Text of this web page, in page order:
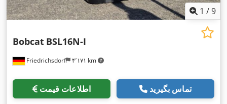
1 /9
Friedrichsdorf ۴٬۱۷۱ km
Bobcat BSL16N-I
اطلاعات قیمت تماس بگیرید